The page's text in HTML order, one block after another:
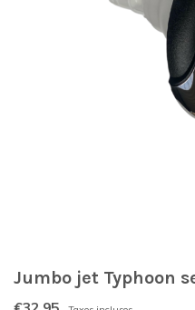
Jumbo jet Typhoon